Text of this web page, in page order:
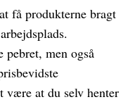
få produkterne bragt
men også
være at du selv henter